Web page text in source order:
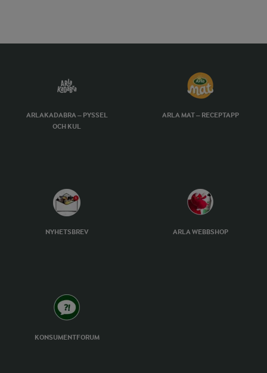
ARLAKADABRA – PYSSEL
OCH KUL
ARLA MAT – RECEPTAPP
NYHETSBREV ARLA WEBBSHOP
KONSUMENTFORUM